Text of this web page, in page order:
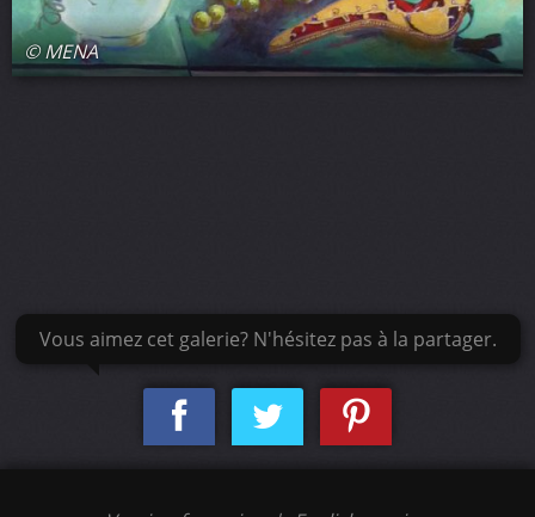
© MENA
Vous aimez cet galerie? N'hésitez pas à la partager.